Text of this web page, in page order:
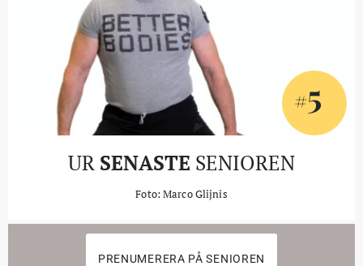
#5
UR SENASTE SENIOREN
Foto: Marco Glijnis
PRENUMERERA PÅ SENIOREN